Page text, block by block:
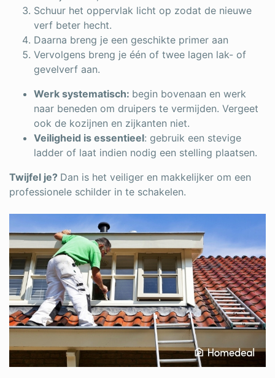
Schuur het oppervlak licht op zodat de nieuwe
verf beter hecht.
Daarna breng je een geschikte primer aan
Vervolgens breng je één of twee lagen lak- of
gevelverf aan.
Werk systematisch: begin bovenaan en werk
naar beneden om druipers te vermijden. Vergeet
ook de kozijnen en zijkanten niet.
Veiligheid is essentieel: gebruik een stevige
ladder of laat indien nodig een stelling plaatsen.
Twijfel je? Dan is het veiliger en makkelijker om een
professionele schilder in te schakelen.